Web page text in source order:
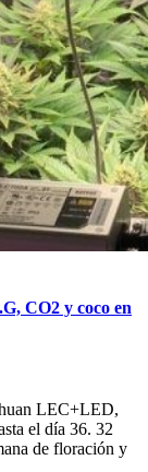
CO2 y coco en
LEC+LED,
el día 36. 32
de floración y